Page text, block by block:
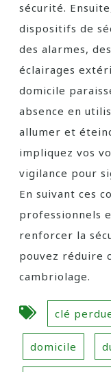
sécurité.
dispositifs de
des alarmes,
éclairages
domicile
absence en
allumer et
impliquez vos
vigilance pour
En suivant ces
professionnels
renforcer la
pouvez réduire
cambriolage.
clé
domicile